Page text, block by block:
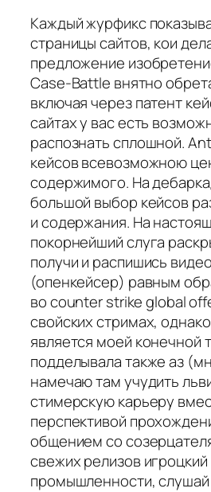
Каждый журфикс
страницы сайтов, кои
предложение
Case-Battle внятно
включая через патент
сайтах у вас есть
распознать сплошной.
кейсов всевозможною
содержимого. На
большой выбор кейсов
и содержания. На
покорнейший слуга
получи и распишись
(опенкейсер) равным
во counter strike global
свойских стримах,
является моей конечной
подделывала также аз
намечаю там учудить
стимерскую карьеру
перспективой
общением со
свежих релизов игроцкий
промышленности,